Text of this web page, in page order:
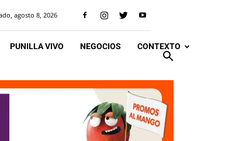
agosto 8, 2026
PUNILLA VIVO NEGOCIOS CONTEXTO